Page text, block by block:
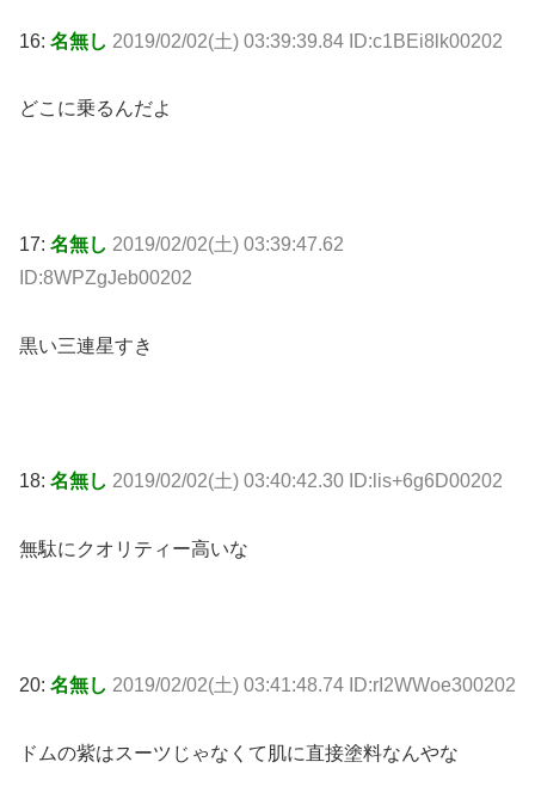
16: 名無し 2019/02/02(土) 03:39:39.84 ID:c1BEi8lk00202
どこに乗るんだよ
17: 名無し 2019/02/02(土) 03:39:47.62
ID:8WPZgJeb00202
黒い三連星すき
18: 名無し 2019/02/02(土) 03:40:42.30 ID:lis+6g6D00202
無駄にクオリティー高いな
20: 名無し 2019/02/02(土) 03:41:48.74 ID:rI2WWoe300202
ドムの紫はスーツじゃなくて肌に直接塗料なんやな